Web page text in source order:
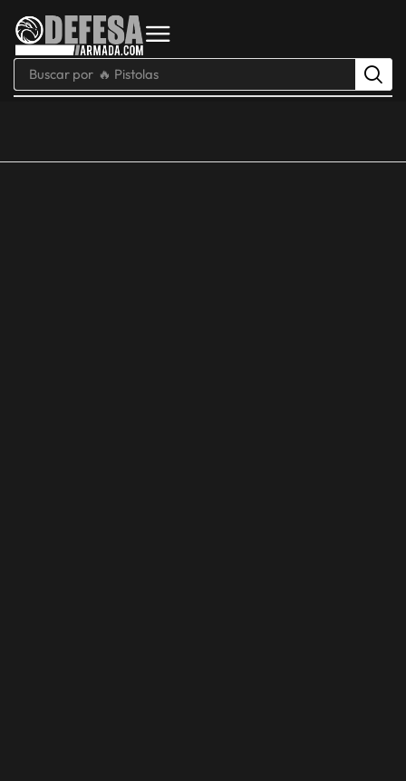
Buscar por 🔥 Pistolas